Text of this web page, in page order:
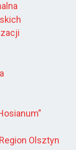
Olsztyn